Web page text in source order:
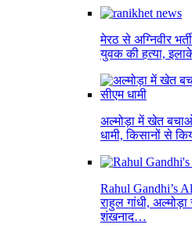
मेरठ से अग्निवीर
युवक की हत्या,
अल्मोड़ा में खेत
धामी, किसानों से
Rahul Gandhi’s
राहुल गांधी,
शंखनाद…